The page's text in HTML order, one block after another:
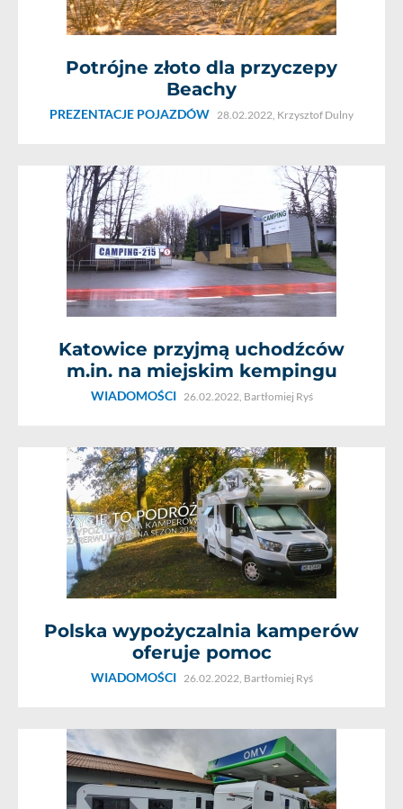
Potrójne złoto dla przyczepy
Beachy
PREZENTACJE POJAZDÓW 28.02.2022, Krzysztof Dulny
Katowice przyjmą uchodźców
m.in. na miejskim kempingu
WIADOMOŚCI 26.02.2022, Bartłomiej Ryś
Polska wypożyczalnia kamperów
oferuje pomoc
WIADOMOŚCI 26.02.2022, Bartłomiej Ryś